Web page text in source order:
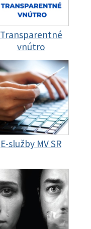
Transparentné
vnútro
E-služby MV SR